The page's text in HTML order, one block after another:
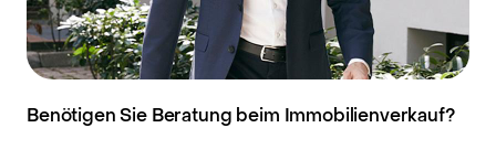
Benötigen Sie Beratung beim Immobilienverkauf?